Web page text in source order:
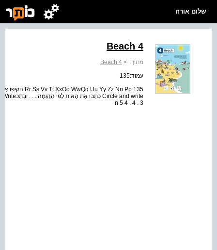
שלום אורח
4 Beach
מתוך: >
4 Beach
עמוד:135
n 5 4 . 4 . 3